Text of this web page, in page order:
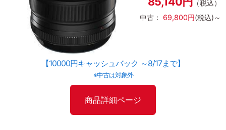
（税込）
中古： 69,800円(税込)～
【10000円キャッシュバック ～8/17まで】
※中古は対象外
商品詳細ページ